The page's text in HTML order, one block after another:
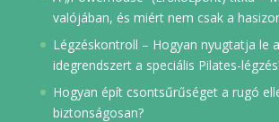
valójában, és miért nem csak a
Légzéskontroll – Hogyan nyugtatja le
idegrendszert a speciális Pilates-
Hogyan épít csontsűrűséget a rugó
biztonságosan?